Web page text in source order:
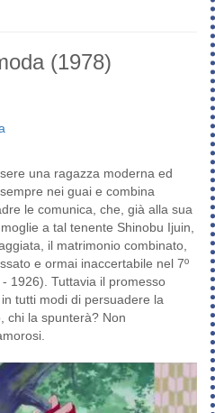
(1978)
una ragazza moderna ed
nei guai e combina
le comunica, che, già alla sua
a tal tenente Shinobu Ijuin,
il matrimonio combinato,
e ormai inaccertabile nel 7º
1926). Tuttavia il promesso
tutti modi di persuadere la
chi la spunterà? Non